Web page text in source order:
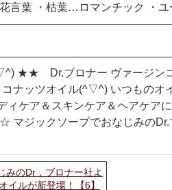
言葉 ・枯葉…ロマンチック ・
★★ Dr.ブロナー ヴァージ
ナッツオイル(^▽^) いつものオ
ィケア＆スキンケア＆ヘアケア
マジックソープでおなじみの